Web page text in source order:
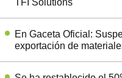
TFI Solutions
En Gaceta Oficial:
exportación de